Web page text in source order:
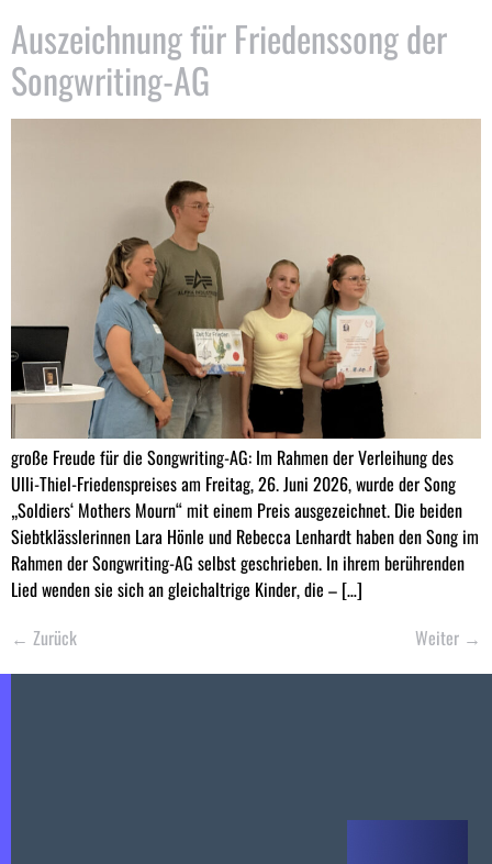
Auszeichnung für Friedenssong der
Songwriting-AG
große Freude für die Songwriting-AG: Im Rahmen der Verleihung des
Ulli-Thiel-Friedenspreises am Freitag, 26. Juni 2026, wurde der Song
„Soldiers‘ Mothers Mourn“ mit einem Preis ausgezeichnet. Die beiden
Siebtklässlerinnen Lara Hönle und Rebecca Lenhardt haben den Song im
Rahmen der Songwriting-AG selbst geschrieben. In ihrem berührenden
Lied wenden sie sich an gleichaltrige Kinder, die – […]
← Zurück Weiter →